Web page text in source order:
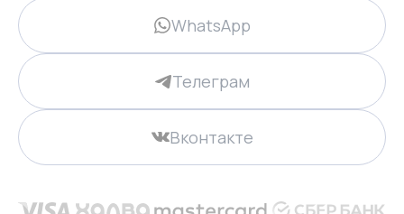
WhatsApp
Телеграм
Вконтакте